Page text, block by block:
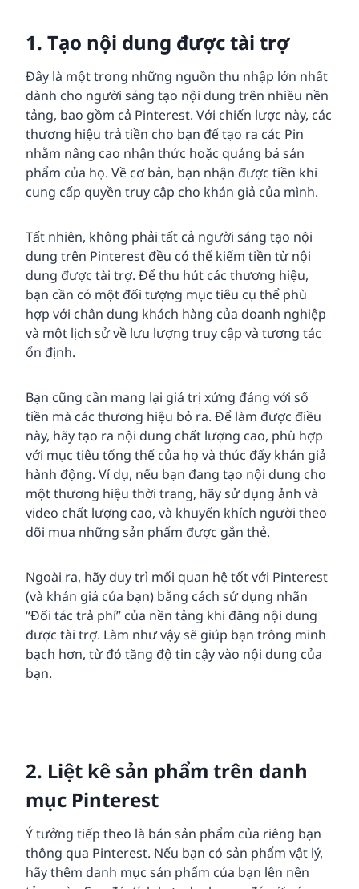
1. Tạo nội dung được tài trợ
Đây là một trong những nguồn thu nhập lớn nhất
dành cho người sáng tạo nội dung trên nhiều nền
tảng, bao gồm cả Pinterest. Với chiến lược này, các
thương hiệu trả tiền cho bạn để tạo ra các Pin
nhằm nâng cao nhận thức hoặc quảng bá sản
phẩm của họ. Về cơ bản, bạn nhận được tiền khi
cung cấp quyền truy cập cho khán giả của mình.
Tất nhiên, không phải tất cả người sáng tạo nội
dung trên Pinterest đều có thể kiếm tiền từ nội
dung được tài trợ. Để thu hút các thương hiệu,
bạn cần có một đối tượng mục tiêu cụ thể phù
hợp với chân dung khách hàng của doanh nghiệp
và một lịch sử về lưu lượng truy cập và tương tác
ổn định.
Bạn cũng cần mang lại giá trị xứng đáng với số
tiền mà các thương hiệu bỏ ra. Để làm được điều
này, hãy tạo ra nội dung chất lượng cao, phù hợp
với mục tiêu tổng thể của họ và thúc đẩy khán giả
hành động. Ví dụ, nếu bạn đang tạo nội dung cho
một thương hiệu thời trang, hãy sử dụng ảnh và
video chất lượng cao, và khuyến khích người theo
dõi mua những sản phẩm được gắn thẻ.
Ngoài ra, hãy duy trì mối quan hệ tốt với Pinterest
(và khán giả của bạn) bằng cách sử dụng nhãn
“Đối tác trả phí” của nền tảng khi đăng nội dung
được tài trợ. Làm như vậy sẽ giúp bạn trông minh
bạch hơn, từ đó tăng độ tin cậy vào nội dung của
bạn.
2. Liệt kê sản phẩm trên danh
mục Pinterest
Ý tưởng tiếp theo là bán sản phẩm của riêng bạn
thông qua Pinterest. Nếu bạn có sản phẩm vật lý,
hãy thêm danh mục sản phẩm của bạn lên nền